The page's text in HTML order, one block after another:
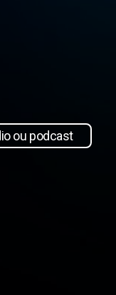
ou podcast